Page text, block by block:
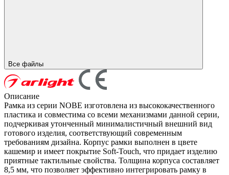
Все файлы
Описание
Рамка из серии NOBE изготовлена из высококачественного
пластика и совместима со всеми механизмами данной серии,
подчеркивая утонченный минималистичный внешний вид
готового изделия, соответствующий современным
требованиям дизайна. Корпус рамки выполнен в цвете
кашемир и имеет покрытие Soft-Touch, что придает изделию
приятные тактильные свойства. Толщина корпуса составляет
8,5 мм, что позволяет эффективно интегрировать рамку в